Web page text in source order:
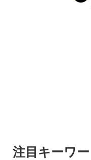
タ
注目キーワ